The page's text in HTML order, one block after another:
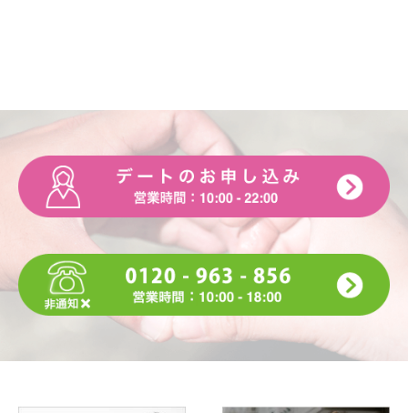
A. しゅごキャラという漫画が好きです♡
Q.好きな音楽（ジャンルやアーティスト）は何ですか
A. マルシィさんとか、切なくなったり季節を表す音楽に浸る
のが好きです、、笑基本的にバンドさんの歌をよく聞きま
Q.好きなテレビ番組・映画は何ですか
A. ガキ使やイッテQなどのバラエティ番組や、ホラー映画と
か‼︎